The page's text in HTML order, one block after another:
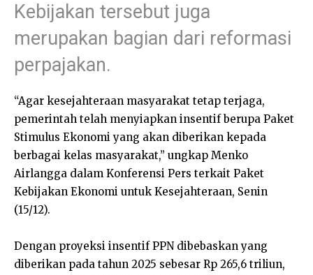
Kebijakan tersebut juga
merupakan bagian dari reformasi
perpajakan.
“Agar kesejahteraan masyarakat tetap terjaga,
pemerintah telah menyiapkan insentif berupa Paket
Stimulus Ekonomi yang akan diberikan kepada
berbagai kelas masyarakat,” ungkap Menko
Airlangga dalam Konferensi Pers terkait Paket
Kebijakan Ekonomi untuk Kesejahteraan, Senin
(15/12).
Dengan proyeksi insentif PPN dibebaskan yang
diberikan pada tahun 2025 sebesar Rp 265,6 triliun,